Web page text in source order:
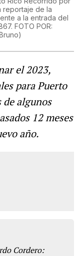
reportaje de la
a la entrada del
FOTO POR:
)
el 2023,
para Puerto
de algunos
12 meses
año.
Cordero: